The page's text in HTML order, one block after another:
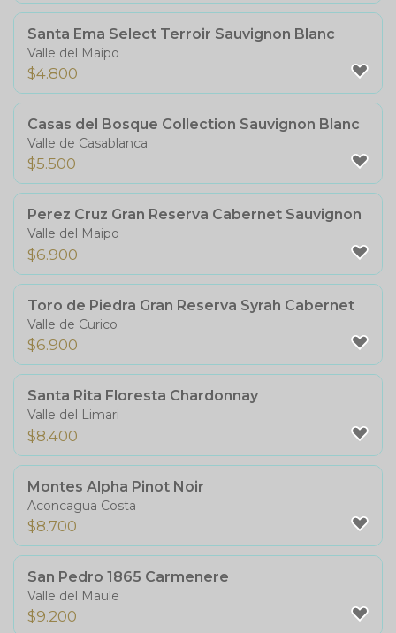
Santa Ema Select Terroir Sauvignon Blanc
Valle del Maipo
$4.800
Casas del Bosque Collection Sauvignon Blanc
Valle de Casablanca
$5.500
Perez Cruz Gran Reserva Cabernet Sauvignon
Valle del Maipo
$6.900
Toro de Piedra Gran Reserva Syrah Cabernet
Valle de Curico
$6.900
Santa Rita Floresta Chardonnay
Valle del Limari
$8.400
Montes Alpha Pinot Noir
Aconcagua Costa
$8.700
San Pedro 1865 Carmenere
Valle del Maule
$9.200